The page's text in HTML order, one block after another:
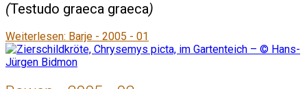
(Testudo graeca graeca)
Weiterlesen: Barje - 2005 - 01